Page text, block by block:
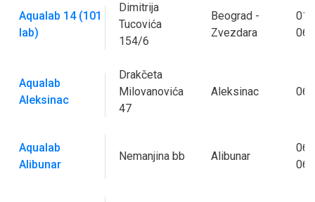
Aqualab 14 (101
lab)
Dimitrija
Tucovića
154/6
Beograd -
Zvezdara
Aqualab
Aleksinac
Drakčeta
Milovanovića
47
Aleksinac
Aqualab
Alibunar
Nemanjina bb Alibunar